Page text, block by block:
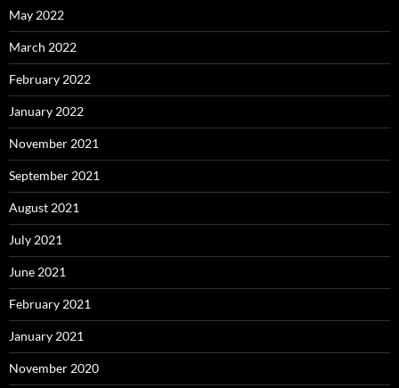
May 2022
March 2022
February 2022
January 2022
November 2021
September 2021
August 2021
July 2021
June 2021
February 2021
January 2021
November 2020